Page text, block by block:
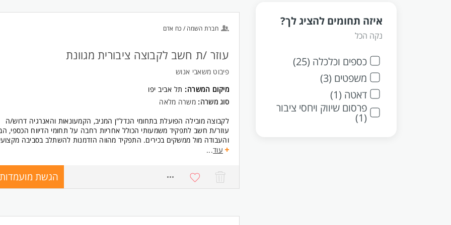
איזה תחומים להציג לך?
נקה הכל
כספים וכלכלה (25)
משפטים (3)
דאטה (1)
פרסום שיווק ויחסי ציבור
(1)
חברת השמה / כח אדם
עוזר /ת חשב לקבוצה ציבורית מגוונת
פיבוט משאבי אנוש
מיקום המשרה: תל אביב יפו
סוג משרה: משרה מלאה
לקבוצה מובילה הפועלת בתחומי הנדל"ן המניב, הקמעונאות והאנרגיה דרוש/ה
עוזר/ת חשב לתפקיד משמעותי הכולל אחריות רחבה על תחומי הדיווח הכספי,
והעבודה מול ממשקים בכירים. התפקיד מהווה הזדמנות להשתלב בסביבה
ודינמית ולהוביל תהליכים פיננסיים מרכזיים.
הובלת תהליכי סגירה חודשיים, רבעוניים ושנתיים תוך עמידה בלוחות זמנים.
ביצוע בקרה תקציבית, ניתוח ביצועים ופערים והכנת דוחות ניהוליים.
עוד...
הגשת מועמדות